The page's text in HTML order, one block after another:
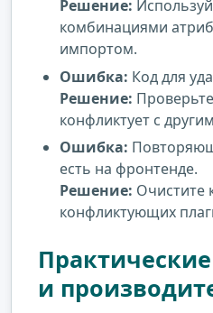
Решение:
комбинациями
импортом.
Ошибка: Код для
Решение:
конфликтует с
Ошибка:
есть на фронтенде.
Решение: Очистите
конфликтующих
и